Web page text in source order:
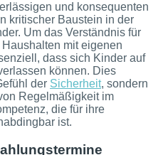
und konsequenten
kritischer Baustein in der
Um das Verständnis für
mit eigenen
dass sich Kinder auf
können. Dies
der Sicherheit, sondern
Regelmäßigkeit im
die für ihre
ist.